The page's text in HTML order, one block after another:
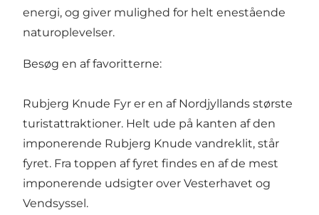
energi, og giver mulighed for helt enestående
naturoplevelser.
Besøg en af favoritterne:
Rubjerg Knude Fyr er en af Nordjyllands største
turistattraktioner. Helt ude på kanten af den
imponerende Rubjerg Knude vandreklit, står
fyret. Fra toppen af fyret findes en af de mest
imponerende udsigter over Vesterhavet og
Vendsyssel.